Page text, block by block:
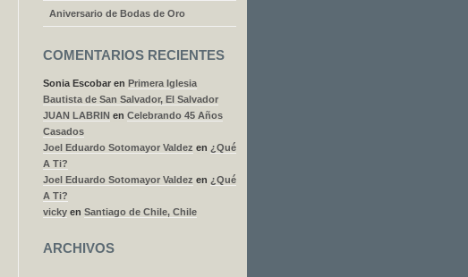
Aniversario de Bodas de Oro
COMENTARIOS RECIENTES
Sonia Escobar en Primera Iglesia
Bautista de San Salvador, El Salvador
JUAN LABRIN en Celebrando 45 Años
Casados
Joel Eduardo Sotomayor Valdez en ¿Qué
A Ti?
Joel Eduardo Sotomayor Valdez en ¿Qué
A Ti?
vicky en Santiago de Chile, Chile
ARCHIVOS